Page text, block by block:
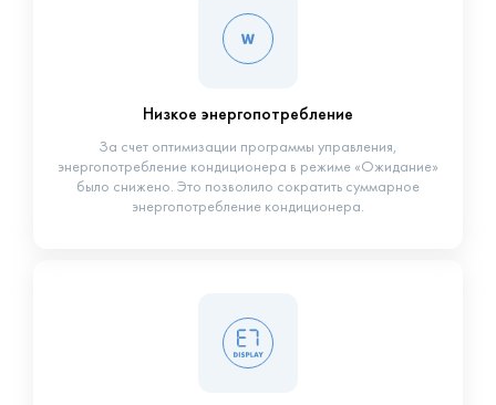
Низкое энергопотребление
За счет оптимизации программы управления,
энергопотребление кондиционера в режиме «Ожидание»
было снижено. Это позволило сократить суммарное
энергопотребление кондиционера.